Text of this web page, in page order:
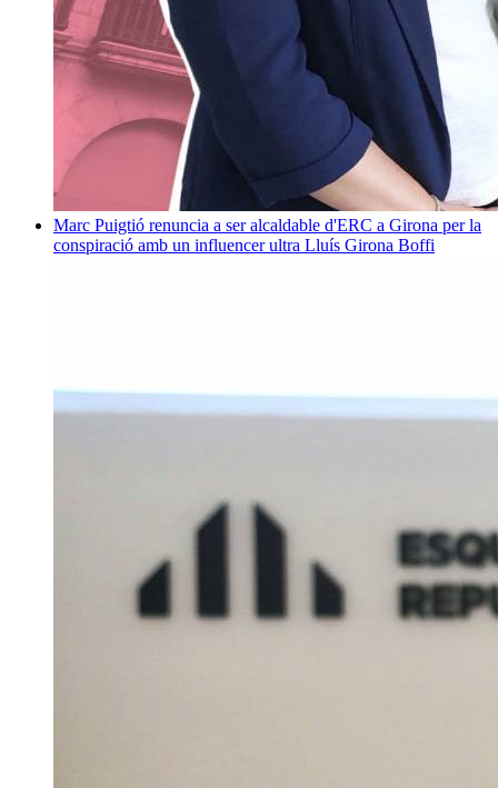
Marc Puigtió renuncia a ser alcaldable d'ERC a Girona per la
conspiració amb un influencer ultra Lluís Girona Boffi